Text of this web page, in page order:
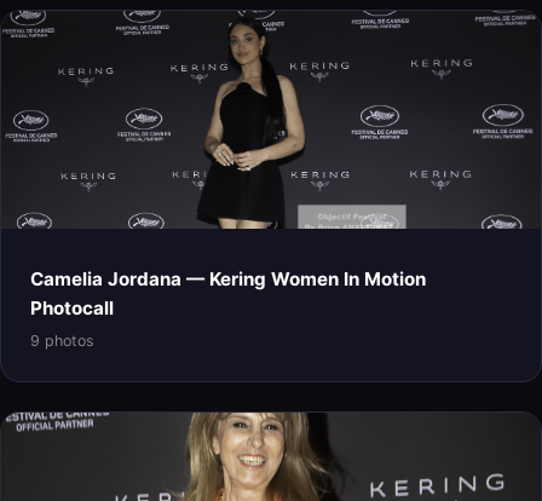
Camelia Jordana — Kering Women In Motion
Photocall
9 photos